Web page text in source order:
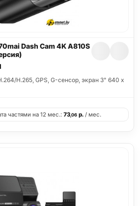
Dash Cam 4K A810S
H.265, GPS, G-сенсор, экран 3" 640 x
частями на 12 мес.: 73,06р./ мес.